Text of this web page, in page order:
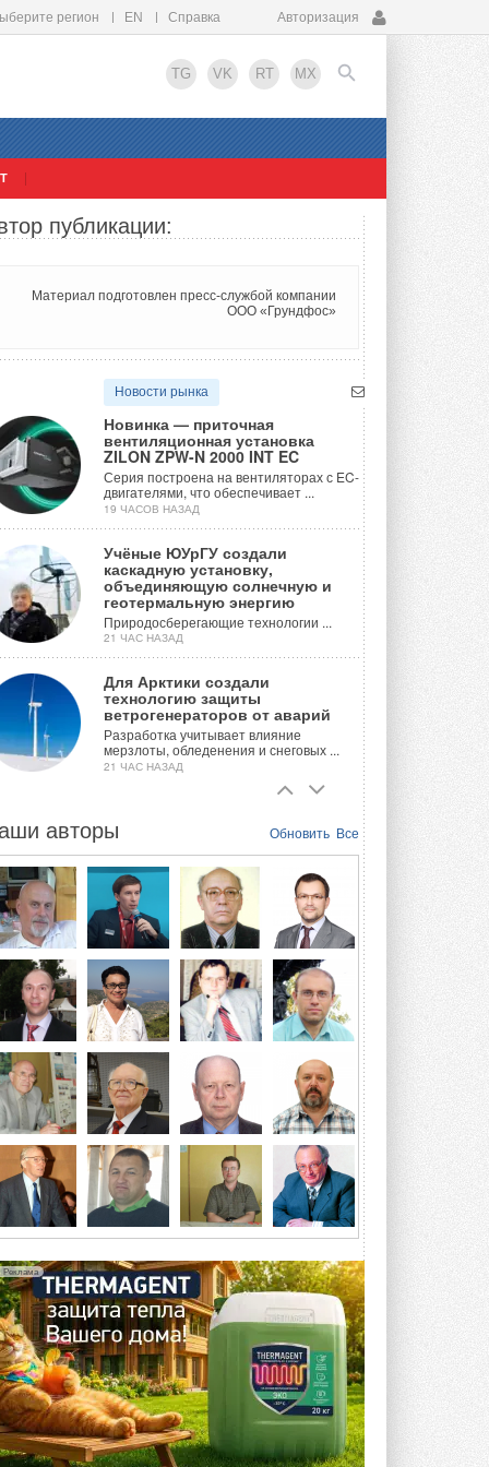
регион EN Справка Авторизация
TG VK RT MX
EN
публикации:
Материал подготовлен пресс-службой компании
ООО «Грундфос»
Новости рынка
Новинка — приточная
вентиляционная установка
ZILON ZPW-N 2000 INT EC
Серия построена на вентиляторах с EC-
двигателями, что обеспечивает ...
19 ЧАСОВ НАЗАД
Учёные ЮУрГУ создали
каскадную установку,
объединяющую солнечную и
геотермальную энергию
Природосберегающие технологии ...
21 ЧАС НАЗАД
Для Арктики создали
технологию защиты
ветрогенераторов от аварий
Разработка учитывает влияние
мерзлоты, обледенения и снеговых ...
21 ЧАС НАЗАД
с одним общим испарителем
конструкцию двухисточникового ...
ВЧЕРА
21-й ежегодный форум
«ЦОД-2026»
Мероприятие пройдет 2-3 сентября в
отеле Radisson Slavyanskaya. Форум
посетит более двух тысяч участников ...
ВЧЕРА
Китайская Shenling представила
линейку тепловых насосов
«воздух-вода» на R290
Серия ThermaX R290 All-In-One
включает три модели ...
4 АВГУСТА 2026
Тепловые насосы в связке с
солнечной генерацией и
накопителем снижают
потребление на 60%
Исследователи из Италии установили ...
4 АВГУСТА 2026
«РУСКЛИМАТ Fest 2026» в Уфе
собрал свыше 700 профи
климатической отрасли
Организатором выступил торгово-
производственный холдинг ...
3 АВГУСТА 2026
«Датарк» испытал модульный
Обновить Все
авторы
Реклама